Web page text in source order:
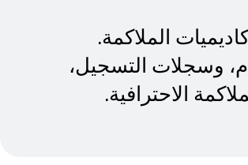
الملاكمة.
وسجلات التسجيل،
الاحترافية.